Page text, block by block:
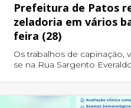
Prefeitura de Patos
zeladoria em vários
feira (28)
Os trabalhos de capinação,
se na Rua Sargento